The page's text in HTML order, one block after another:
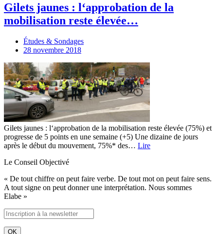
Gilets jaunes : l‘approbation de la
mobilisation reste élevée…
Études & Sondages
28 novembre 2018
Gilets jaunes : l‘approbation de la mobilisation reste élevée (75%) et
progresse de 5 points en une semaine (+5) Une dizaine de jours
après le début du mouvement, 75%* des… Lire
Le Conseil Objectivé
« De tout chiffre on peut faire verbe. De tout mot on peut faire sens.
A tout signe on peut donner une interprétation. Nous sommes
Elabe »